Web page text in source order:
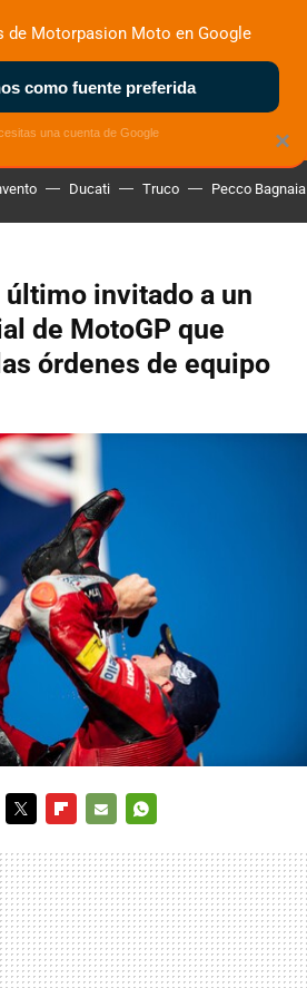
DEPORTIVAS MOTOS ELÉCTRICAS
Ducati Truco Pecco Bagnaia
invitado a un
de MotoGP que
órdenes de equipo
MAIL
×
de Motorpasion Moto en Google
como fuente preferida
una cuenta de Google